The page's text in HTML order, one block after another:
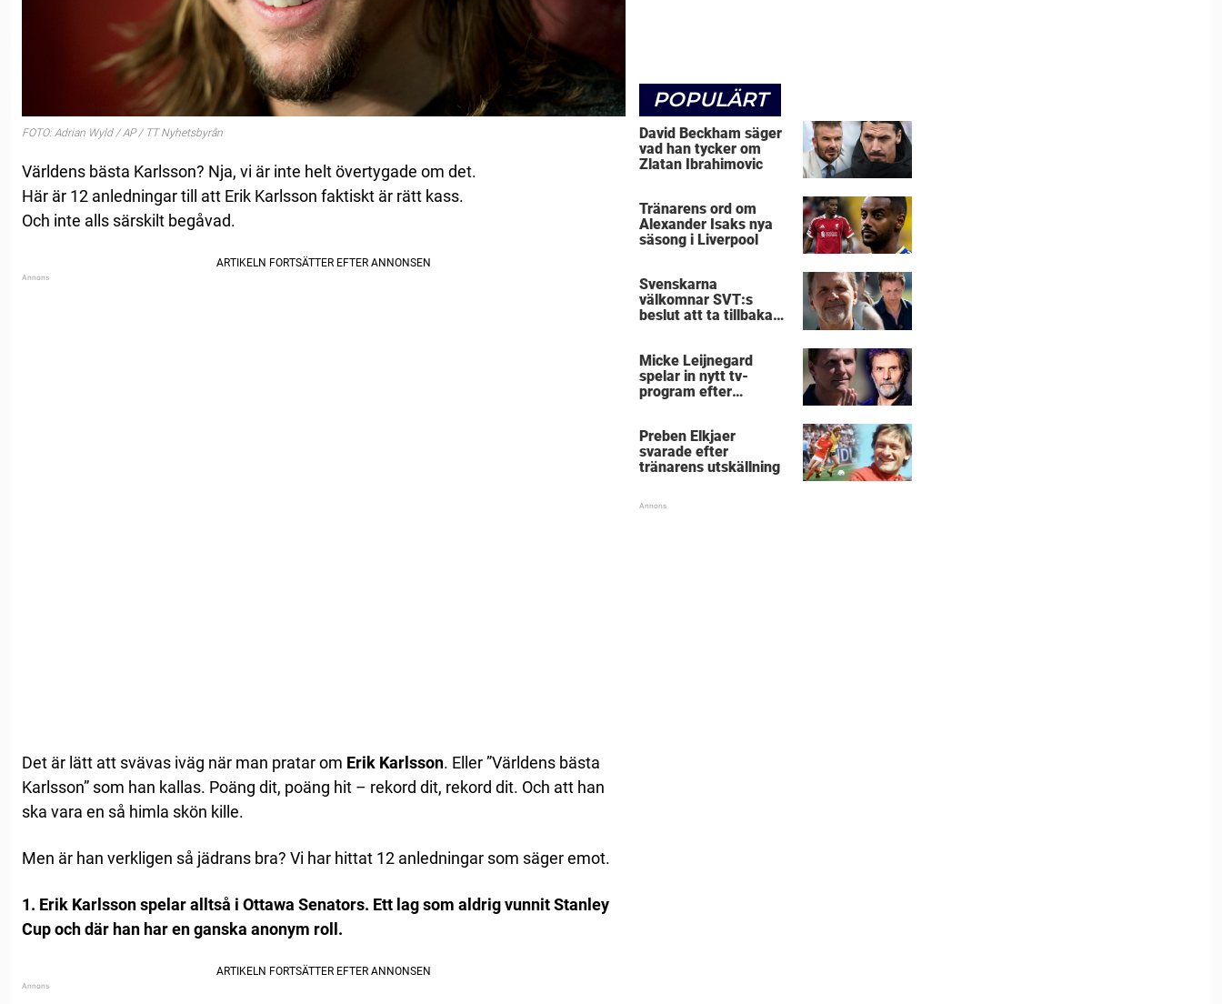
FOTO: Adrian Wyld / AP / TT Nyhetsbyrån
Världens bästa Karlsson? Nja, vi är inte helt övertygade om det.
Här är 12 anledningar till att Erik Karlsson faktiskt är rätt kass.
Och inte alls särskilt begåvad.
Det är lätt att svävas iväg när man pratar om Erik Karlsson. Eller ”Världens bästa
Karlsson” som han kallas. Poäng dit, poäng hit – rekord dit, rekord dit. Och att han
ska vara en så himla skön kille.
Men är han verkligen så jädrans bra? Vi har hittat 12 anledningar som säger emot.
1. Erik Karlsson spelar alltså i Ottawa Senators. Ett lag som aldrig vunnit Stanley
Cup och där han har en ganska anonym roll.
POPULÄRT
David Beckham säger
vad han tycker om
Zlatan Ibrahimovic
Tränarens ord om
Alexander Isaks nya
säsong i Liverpool
Svenskarna
välkomnar SVT:s
beslut att ta tillbaka
Micke Leijnegard
spelar in nytt tv-
program efter
Preben Elkjaer
svarade efter
tränarens utskällning